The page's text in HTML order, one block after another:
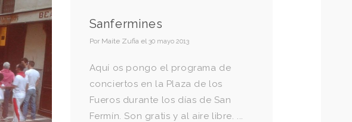
Sanfermines
Por Maite Zufia el30 mayo 2013
Aquí os pongo el programa de
conciertos en la Plaza de los
Fueros durante los días de San
Fermín. Son gratis y al aire libre. ...